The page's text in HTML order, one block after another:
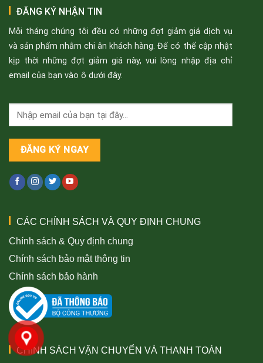
ĐĂNG KÝ NHẬN TIN
Mỗi tháng chúng tôi đều có những đợt giảm giá dịch vụ
và sản phẩm nhằm chi ân khách hàng. Để có thể cập nhật
kịp thời những đợt giảm giá này, vui lòng nhập địa chỉ
email của bạn vào ô dưới đây.
CÁC CHÍNH SÁCH VÀ QUY ĐỊNH CHUNG
Chính sách & Quy định chung
Chính sách bảo mật thông tin
Chính sách bảo hành
CHÍNH SÁCH VẬN CHUYỂN VÀ THANH TOÁN